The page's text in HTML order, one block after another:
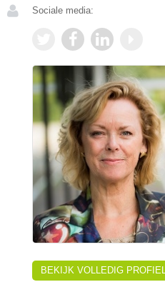
Sociale media:
BEKIJK VOLLEDIG PROFIEL